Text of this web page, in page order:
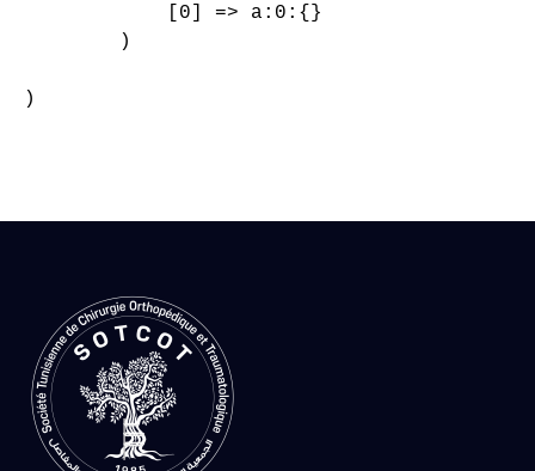
            [0] => a:0:{}
        )
)